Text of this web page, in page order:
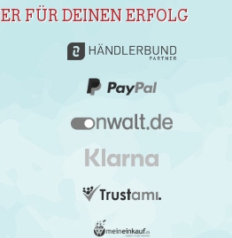
FÜR DEINEN ERFOLG